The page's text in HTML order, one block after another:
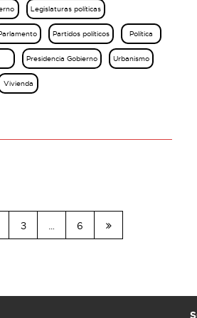
Legislaturas políticas
Partidos políticos Política
Presidencia Gobierno Urbanismo
Vivienda
3 … 6